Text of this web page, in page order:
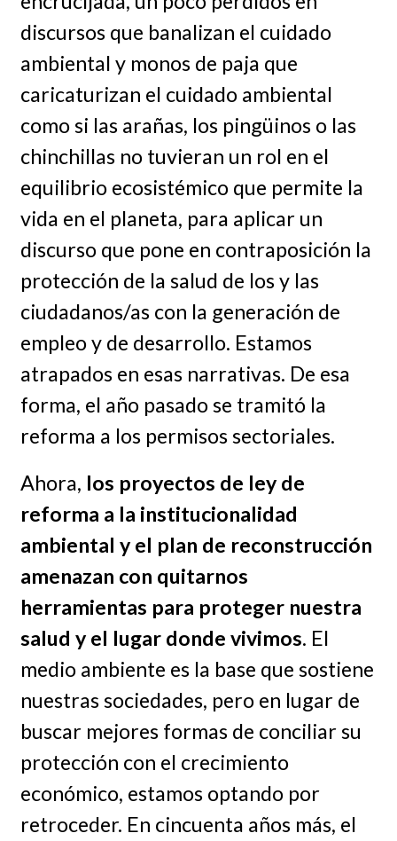
discursos que banalizan el cuidado
ambiental y monos de paja que
caricaturizan el cuidado ambiental
como si las arañas, los pingüinos o las
chinchillas no tuvieran un rol en el
equilibrio ecosistémico que permite la
vida en el planeta, para aplicar un
discurso que pone en contraposición la
protección de la salud de los y las
ciudadanos/as con la generación de
empleo y de desarrollo. Estamos
atrapados en esas narrativas. De esa
forma, el año pasado se tramitó la
reforma a los permisos sectoriales.
Ahora, los proyectos de ley de
reforma a la institucionalidad
ambiental y el plan de reconstrucción
amenazan con quitarnos
herramientas para proteger nuestra
salud y el lugar donde vivimos. El
medio ambiente es la base que sostiene
nuestras sociedades, pero en lugar de
buscar mejores formas de conciliar su
protección con el crecimiento
económico, estamos optando por
retroceder. En cincuenta años más, el